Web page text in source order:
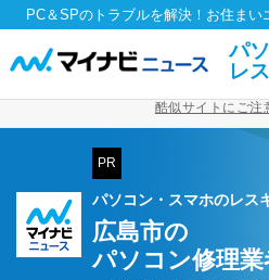
PC＆SPのトラブルを解決！お住まい
パ
レ
酷似サイトにご注
PR
パソコン・スマホのレス
広島市の
パソコン修理業